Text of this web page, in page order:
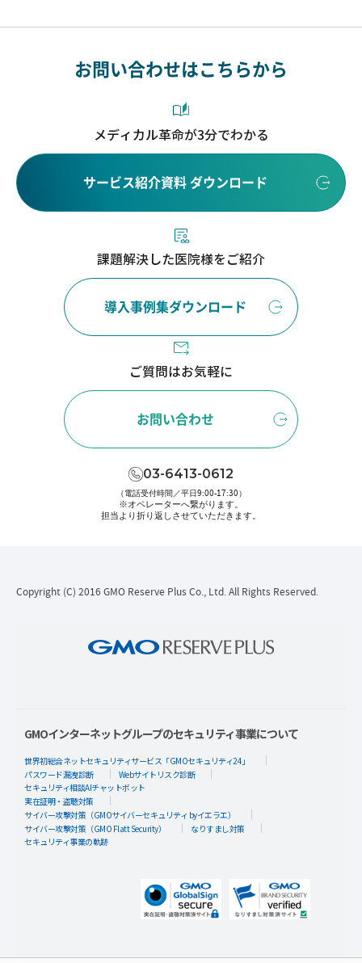
お問い合わせはこちらから
メディカル革命が3分でわかる
サービス紹介資料 ダウンロード
課題解決した医院様をご紹介
導入事例集ダウンロード
ご質問はお気軽に
お問い合わせ
03-6413-0612
（電話受付時間／平日9:00-17:30）
※オペレーターへ繋がります。
担当より折り返しさせていただきます。
Copyright (C) 2016 GMO Reserve Plus Co., Ltd. All Rights Reserved.
GMOインターネットグループのセキュリティ事業について
世界初総合ネットセキュリティサービス「GMOセキュリティ24」
パスワード漏洩診断
Webサイトリスク診断
セキュリティ相談AIチャットボット
実在証明・盗聴対策
サイバー攻撃対策（GMOサイバーセキュリティ byイエラエ）
サイバー攻撃対策（GMO Flatt Security）
なりすまし対策
セキュリティ事業の軌跡